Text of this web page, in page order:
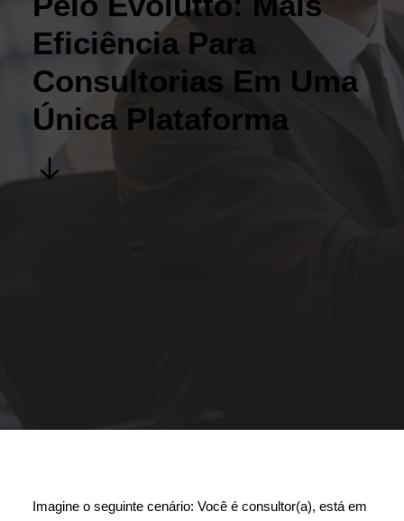
Eficiência Para
Consultorias Em Uma
Única Plataforma
Imagine o seguinte cenário: Você é consultor(a), está em